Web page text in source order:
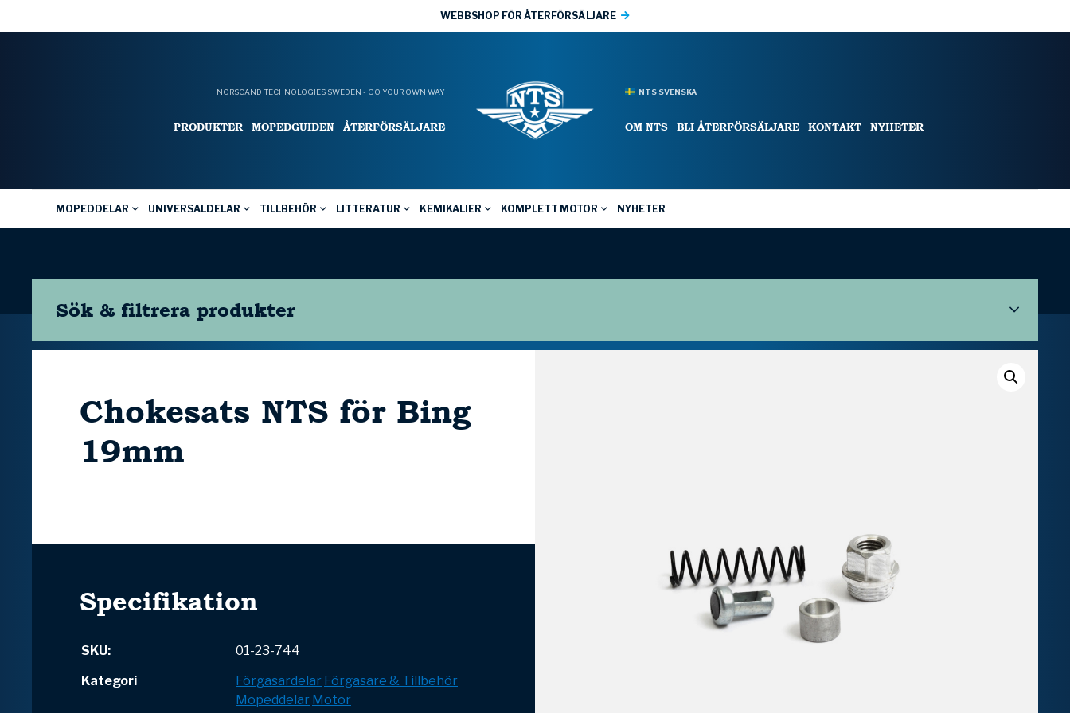
WEBBSHOP FÖR ÅTERFÖRSÄLJARE
NORSCAND TECHNOLOGIES SWEDEN - GO YOUR OWN WAY
PRODUKTER MOPEDGUIDEN ÅTERFÖRSÄLJARE
NTS SVENSKA
OM NTS BLI ÅTERFÖRSÄLJARE KONTAKT NYHETER
MOPEDDELAR UNIVERSALDELAR TILLBEHÖR LITTERATUR KEMIKALIER KOMPLETT MOTOR NYHETER
Sök & filtrera produkter
Chokesats NTS för Bing
19mm
Specifikation
SKU:
01-23-744
Kategori
Förgasardelar Förgasare & Tillbehör
Mopeddelar Motor